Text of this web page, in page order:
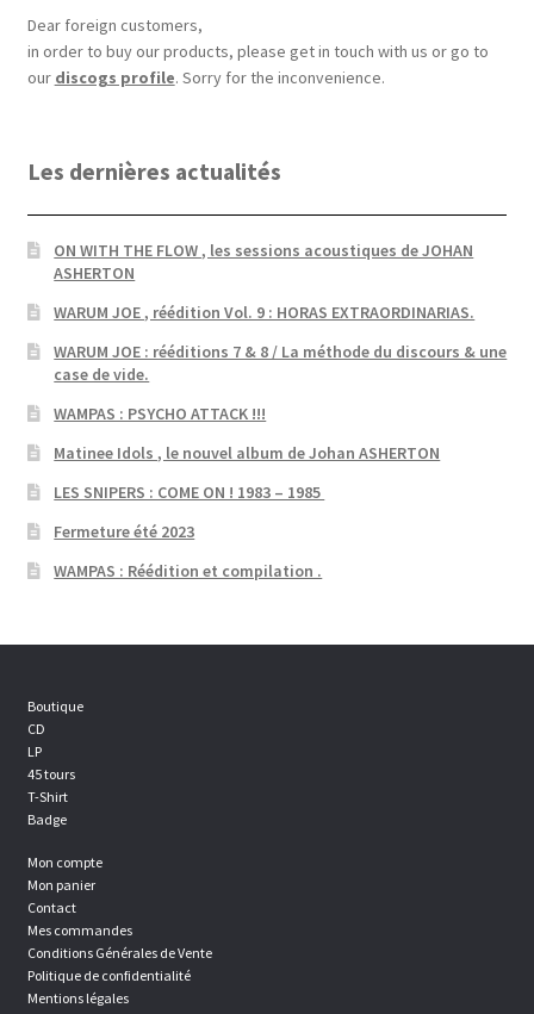
Dear foreign customers,
in order to buy our products, please get in touch with us or go to
our discogs profile. Sorry for the inconvenience.
Les dernières actualités
ON WITH THE FLOW , les sessions acoustiques de JOHAN
ASHERTON
WARUM JOE , réédition Vol. 9 : HORAS EXTRAORDINARIAS.
WARUM JOE : rééditions 7 & 8 / La méthode du discours & une
case de vide.
WAMPAS : PSYCHO ATTACK !!!
Matinee Idols , le nouvel album de Johan ASHERTON
LES SNIPERS : COME ON ! 1983 – 1985
Fermeture été 2023
WAMPAS : Réédition et compilation .
Boutique
CD
LP
45 tours
T-Shirt
Badge
Mon compte
Mon panier
Contact
Mes commandes
Conditions Générales de Vente
Politique de confidentialité
Mentions légales